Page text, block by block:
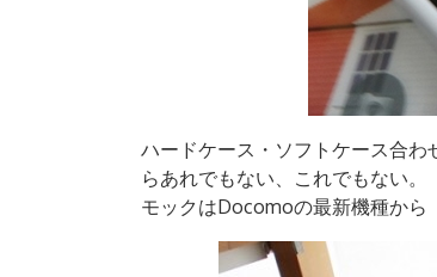
ハードケース・ソフトケース合
らあれでもない、これでもない。
モックはDocomoの最新機種から